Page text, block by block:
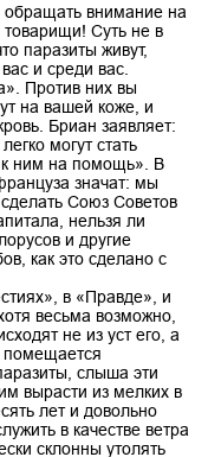
внимание на
товарищи! Суть не в
паразиты живут,
и среди вас.
Против них вы
на вашей коже, и
Бриан заявляет:
могут стать
ним на помощь». В
значат: мы
Союз Советов
нельзя ли
и другие
как это сделано с
в «Правде», и
весьма возможно,
не из уст его, а
помещается
слыша эти
вырасти из мелких в
лет и довольно
в качестве ветра
склонны утолять